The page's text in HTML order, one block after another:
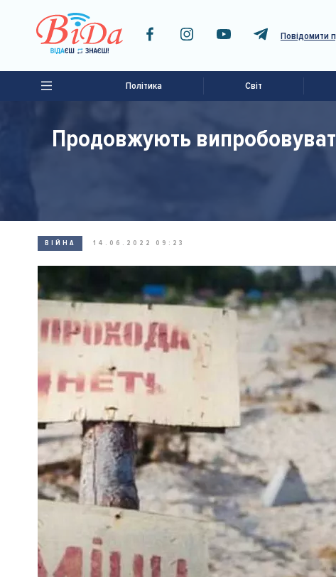
Повідомити
Політика Світ
Продовжують
ВІЙНА 14.06.2022 09:23